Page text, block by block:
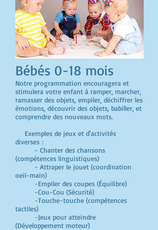
Bébés 0-18 mois
Notre programmation encouragera et
stimulera votre enfant à ramper, marcher,
ramasser des objets, empiler, déchiffrer les
émotions, découvrir des objets, babiller, et
comprendre des nouveaux mots.
Exemples de jeux et d'activités
diverses :
- Chanter des chansons
(compétences linguistiques)
- Attraper le jouet (coordination
oeil-main)
-Empiler des coupes (Équilibre)
-Cou-Cou (Sécurité)
-Touche-touche (compétences
tactiles)
-Jeux pour atteindre
(Développement moteur)